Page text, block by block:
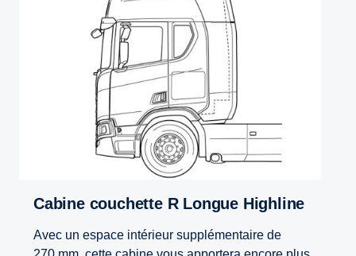
Cabine couchette R Longue Highline
Avec un espace intérieur supplémentaire de